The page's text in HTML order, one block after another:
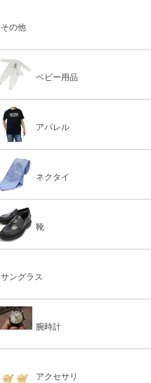
その他
ベビー用品
アパレル
ネクタイ
靴
サングラス
腕時計
アクセサリ